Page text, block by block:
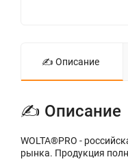
✍ Описание
✍ Описание
WOLTA®PRO -
рынка. Продукция